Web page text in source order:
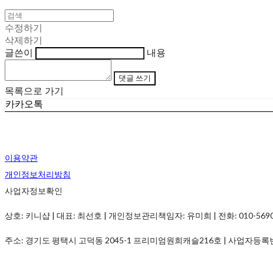
수정하기
삭제하기
글쓴이
내용
댓글 쓰기
목록으로 가기
카카오톡
이용약관
개인정보처리방침
사업자정보확인
상호: 키니샵 | 대표: 최선호 | 개인정보관리책임자: 유미희 | 전화: 010-
주소: 경기도 평택시 고덕동 2045-1 프리미엄원희캐슬216호 | 사업자등록